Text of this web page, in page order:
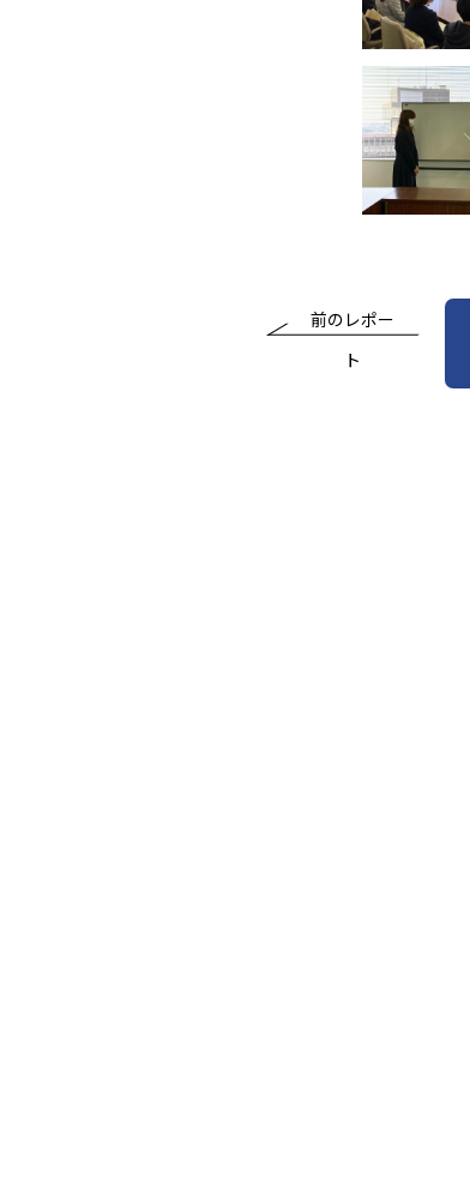
前のレポー
ト